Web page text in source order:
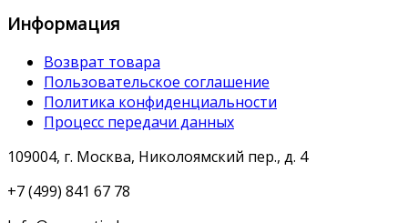
Информация
Возврат товара
Пользовательское соглашение
Политика конфиденциальности
Процесс передачи данных
109004, г. Москва, Николоямский пер., д. 4
+7 (499) 841 67 78